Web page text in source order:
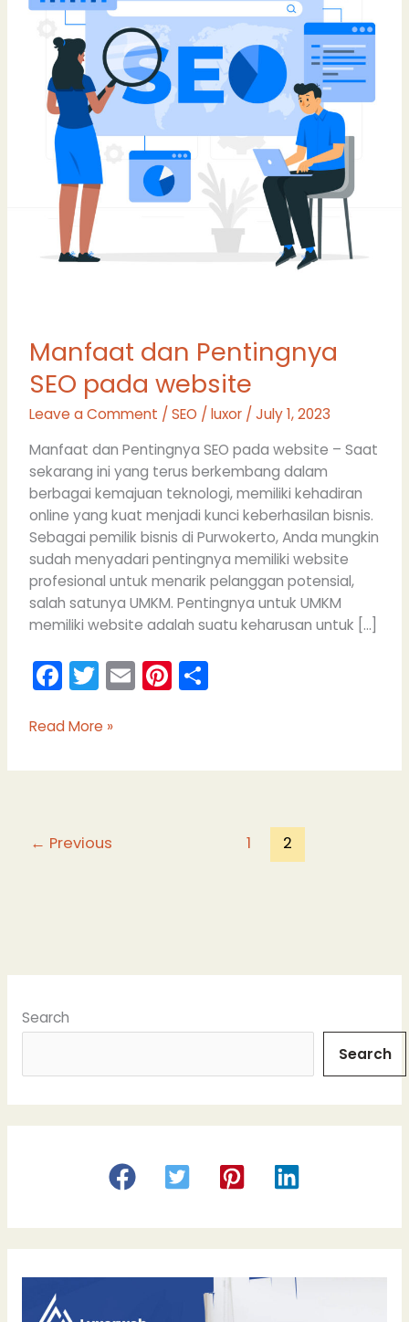
Manfaat dan Pentingnya
SEO pada website
Leave a Comment / SEO / luxor / July 1, 2023
Manfaat dan Pentingnya SEO pada website – Saat
sekarang ini yang terus berkembang dalam
berbagai kemajuan teknologi, memiliki kehadiran
online yang kuat menjadi kunci keberhasilan bisnis.
Sebagai pemilik bisnis di Purwokerto, Anda mungkin
sudah menyadari pentingnya memiliki website
profesional untuk menarik pelanggan potensial,
salah satunya UMKM. Pentingnya untuk UMKM
memiliki website adalah suatu keharusan untuk […]
F
a
c
e
o
T
w
itt
er
E
m
l
Pi
nt
e
S
e
Read More »
← Previous 1 2
Search
Search